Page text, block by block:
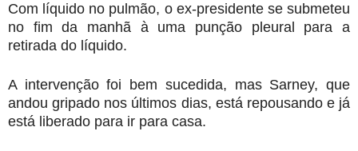
Com líquido no pulmão, o ex-presidente se submeteu
no fim da manhã à uma punção pleural para a
retirada do líquido.
A intervenção foi bem sucedida, mas Sarney, que
andou gripado nos últimos dias, está repousando e já
está liberado para ir para casa.